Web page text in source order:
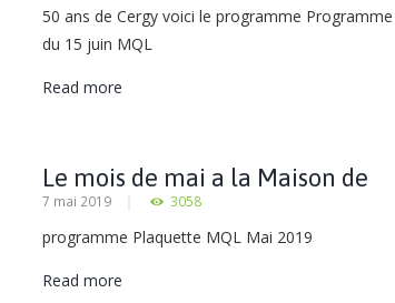
50 ans de Cergy voici le programme Programme
du 15 juin MQL
Read more
Le mois de mai a la Maison de
Quartier des Linandes
7 mai 2019 3058
programme Plaquette MQL Mai 2019
Read more